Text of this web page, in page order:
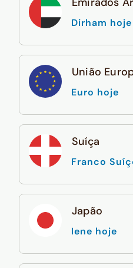
Dirham hoje
União
Euro hoje
Suíça
Franco
Japão
Iene hoje